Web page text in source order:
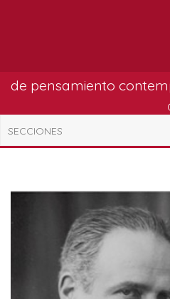
de pensamiento
SECCIONES